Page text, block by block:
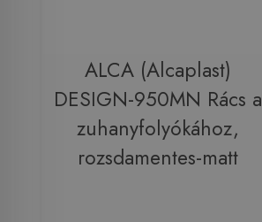
ALCA (Alcaplast)
DESIGN-950MN Rács a
zuhanyfolyókához,
rozsdamentes-matt